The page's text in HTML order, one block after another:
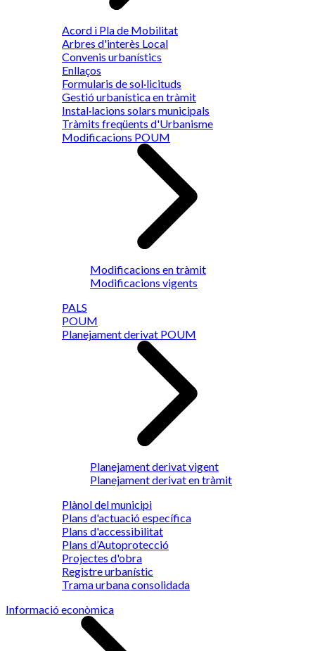
Acord i Pla de Mobilitat
Arbres d'interès Local
Convenis urbanístics
Enllaços
Formularis de sol·licituds
Gestió urbanística en tràmit
Instal·lacions solars municipals
Tràmits freqüents d'Urbanisme
Modificacions POUM
Modificacions en tràmit
Modificacions vigents
PALS
POUM
Planejament derivat POUM
Planejament derivat vigent
Planejament derivat en tràmit
Plànol del municipi
Plans d'actuació específica
Plans d'accessibilitat
Plans d’Autoprotecció
Projectes d'obra
Registre urbanístic
Trama urbana consolidada
Informació econòmica